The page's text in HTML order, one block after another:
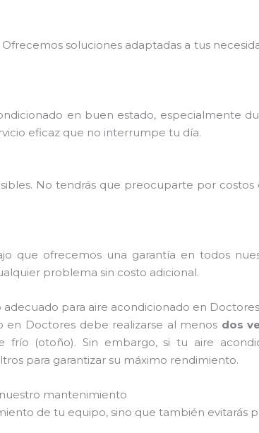
soluciones adaptadas a tus
en buen estado, especialmente
eficaz que no interrumpe tu día.
No tendrás que preocuparte por
que ofrecemos una garantía en todos
problema sin costo adicional.
para aire acondicionado en
en Doctores debe realizarse al menos dos
(otoño). Sin embargo, si tu aire
para garantizar su máximo rendimiento.
mantenimiento
de tu equipo, sino que también evitarás